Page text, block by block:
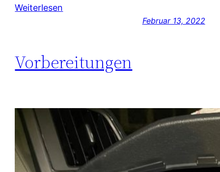
Weiterlesen
Februar 13, 2022
Vorbereitungen